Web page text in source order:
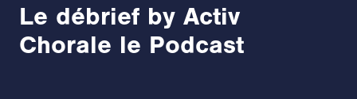
Le débrief by Activ
Chorale le Podcast